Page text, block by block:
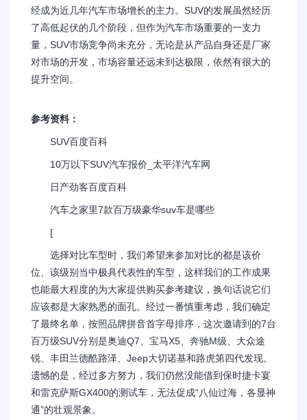
经成为近几年汽车市场增长的主力。SUV的发展虽然经历
了高低起伏的几个阶段，但作为汽车市场重要的一支力
量，SUV市场竞争尚未充分，无论是从产品自身还是厂家
对市场的开发，市场容量还远未到达极限，依然有很大的
提升空间。
参考资料：
SUV百度百科
10万以下SUV汽车报价_太平洋汽车网
日产劲客百度百科
汽车之家里7款百万级豪华suv车是哪些
[
选择对比车型时，我们希望来参加对比的都是该价
位、该级别当中极具代表性的车型，这样我们的工作成果
也能最大程度的为大家提供购买参考建议，换句话说它们
应该都是大家熟悉的面孔。经过一番慎重考虑，我们确定
了最终名单，按照品牌拼音首字母排序，这次邀请到的7台
百万级SUV分别是奥迪Q7、宝马X5、奔驰M级、大众途
锐、丰田兰德酷路泽、Jeep大切诺基和路虎第四代发现。
遗憾的是，经过多方努力，我们仍然没能借到保时捷卡宴
和雷克萨斯GX400的测试车，无法促成“八仙过海，各显神
通”的壮观景象。